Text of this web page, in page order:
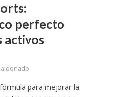
perfecto
activos
para mejorar la